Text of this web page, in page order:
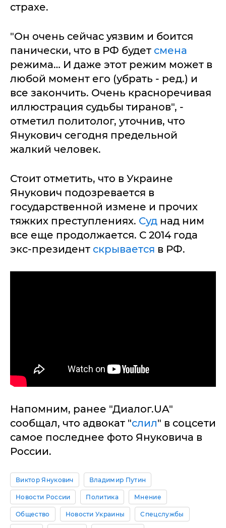
страхе.
"Он очень сейчас уязвим и боится
панически, что в РФ будет смена
режима… И даже этот режим может в
любой момент его (убрать - ред.) и
все закончить. Очень красноречивая
иллюстрация судьбы тиранов", -
отметил политолог, уточнив, что
Янукович сегодня предельной
жалкий человек.
Стоит отметить, что в Украине
Янукович подозревается в
государственной измене и прочих
тяжких преступлениях. Суд над ним
все еще продолжается. С 2014 года
экс-президент скрывается в РФ.
Напомним, ранее "Диалог.UA"
сообщал, что адвокат "слил" в соцсети
самое последнее фото Януковича в
России.
Виктор Янукович Владимир Путин
Новости России Политика Мнение
Общество Новости Украины Спецслужбы